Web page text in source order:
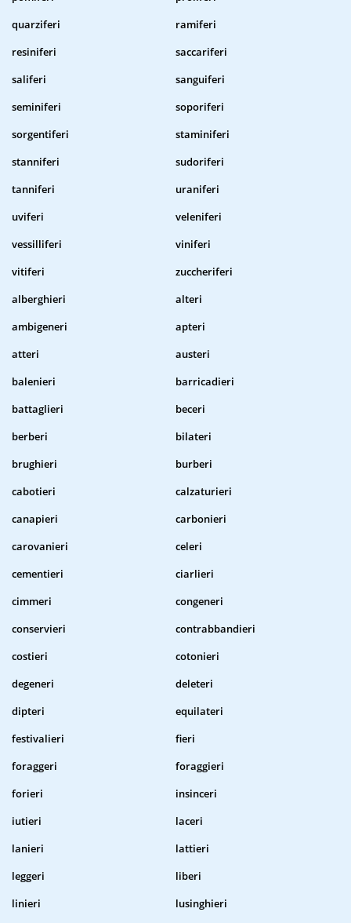
quarziferi
ramiferi
resiniferi
saccariferi
saliferi
sanguiferi
seminiferi
soporiferi
sorgentiferi
staminiferi
stanniferi
sudoriferi
tanniferi
uraniferi
uviferi
veleniferi
vessilliferi
viniferi
vitiferi
zuccheriferi
alberghieri
alteri
ambigeneri
apteri
atteri
austeri
balenieri
barricadieri
battaglieri
beceri
berberi
bilateri
brughieri
burberi
cabotieri
calzaturieri
canapieri
carbonieri
carovanieri
celeri
cementieri
ciarlieri
cimmeri
congeneri
conservieri
contrabbandieri
costieri
cotonieri
degeneri
deleteri
dipteri
equilateri
festivalieri
fieri
foraggeri
foraggieri
forieri
insinceri
iutieri
laceri
lanieri
lattieri
leggeri
liberi
linieri
lusinghieri